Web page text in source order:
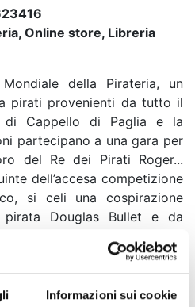
Informazioni sui cookie
Online store, Libreria
della Pirateria, un
pirati provenienti da tutto il
di Cappello di Paglia e la
partecipano a una gara per
del Re dei Pirati Roger...
dell’accesa competizione
si celi una cospirazione
Douglas Bullet e da
completamente a colori!